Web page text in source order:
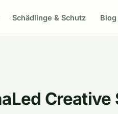
Schädlinge & Schutz Blog
Creative